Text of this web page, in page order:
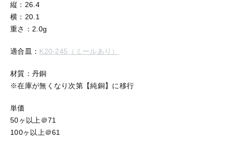
縦：26.4
横：20.1
重さ：2.0g
適合皿： K20-245（ミールあり）
材質：丹銅
※在庫が無くなり次第【純銅】に移行
単価
50ヶ以上＠71
100ヶ以上＠61
【表金具】 平板
【表金具】 プレート
【留め金具】 ブローチピン
【留め金具】 丸カン・小判カン
【留め金具】 イヤリング
【留め金具】 クリップ・差込